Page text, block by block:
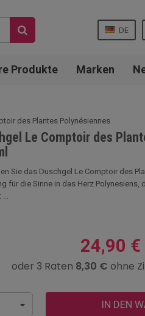
DE
Produkte Marken
des Plantes Polynésiennes
Le Comptoir des
Sie das Duschgel Le Comptoir des
für die Sinne in das Herz Polynesiens,
...
24,90 €
IN DEN